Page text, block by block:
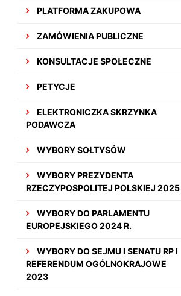
PLATFORMA ZAKUPOWA
ZAMÓWIENIA PUBLICZNE
KONSULTACJE SPOŁECZNE
PETYCJE
ELEKTRONICZKA SKRZYNKA
PODAWCZA
WYBORY SOŁTYSÓW
WYBORY PREZYDENTA
RZECZYPOSPOLITEJ POLSKIEJ 2025
WYBORY DO PARLAMENTU
EUROPEJSKIEGO 2024 R.
WYBORY DO SEJMU I SENATU RP I
REFERENDUM OGÓLNOKRAJOWE
2023